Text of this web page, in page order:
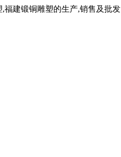
福建锻铜雕塑的生产,销售及批发